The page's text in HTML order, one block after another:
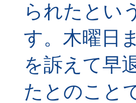
られたとい
す。木曜日
を訴えて早
たとのこと